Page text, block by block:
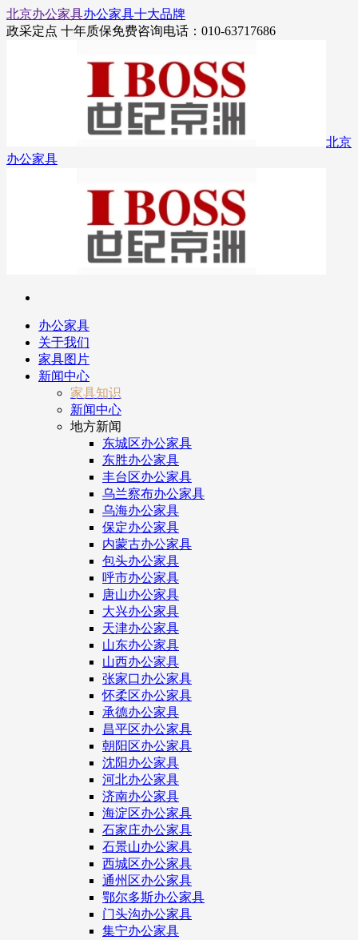
北京办公家具办公家具十大品牌
政采定点 十年质保免费咨询电话：010-63717686
北京
办公家具
办公家具
关于我们
家具图片
新闻中心
家具知识
新闻中心
地方新闻
东城区办公家具
东胜办公家具
丰台区办公家具
乌兰察布办公家具
乌海办公家具
保定办公家具
内蒙古办公家具
包头办公家具
呼市办公家具
唐山办公家具
大兴办公家具
天津办公家具
山东办公家具
山西办公家具
张家口办公家具
怀柔区办公家具
承德办公家具
昌平区办公家具
朝阳区办公家具
沈阳办公家具
河北办公家具
济南办公家具
海淀区办公家具
石家庄办公家具
石景山办公家具
西城区办公家具
通州区办公家具
鄂尔多斯办公家具
门头沟办公家具
集宁办公家具